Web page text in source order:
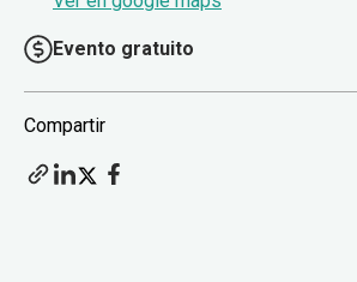
Evento gratuito
Compartir